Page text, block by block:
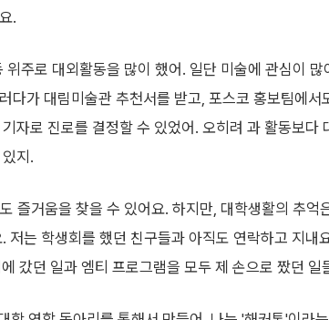
.
위주로 대외활동을 많이 했어. 일단 미술에 관심이
다가 대림미술관 추천서를 받고, 포스코 홍보팀에
자로 진로를 결정할 수 있었어. 오히려 과 활동보다
지.
즐거움을 찾을 수 있어요. 하지만, 대학생활의 추억
저는 학생회를 했던 친구들과 아직도 연락하고 지내
갔던 일과 엠티 프로그램을 모두 제 손으로 짰던